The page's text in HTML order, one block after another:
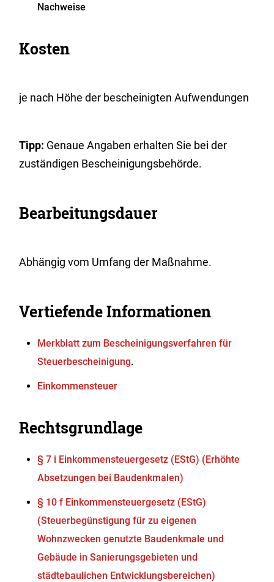
Nachweise
Kosten
je nach Höhe der bescheinigten Aufwendungen
Tipp: Genaue Angaben erhalten Sie bei der
zuständigen Bescheinigungsbehörde.
Bearbeitungsdauer
Abhängig vom Umfang der Maßnahme.
Vertiefende Informationen
Merkblatt zum Bescheinigungsverfahren für
Steuerbescheinigung.
Einkommensteuer
Rechtsgrundlage
§ 7 i Einkommensteuergesetz (EStG) (Erhöhte
Absetzungen bei Baudenkmalen)
§ 10 f Einkommensteuergesetz (EStG)
(Steuerbegünstigung für zu eigenen
Wohnzwecken genutzte Baudenkmale und
Gebäude in Sanierungsgebieten und
städtebaulichen Entwicklungsbereichen)